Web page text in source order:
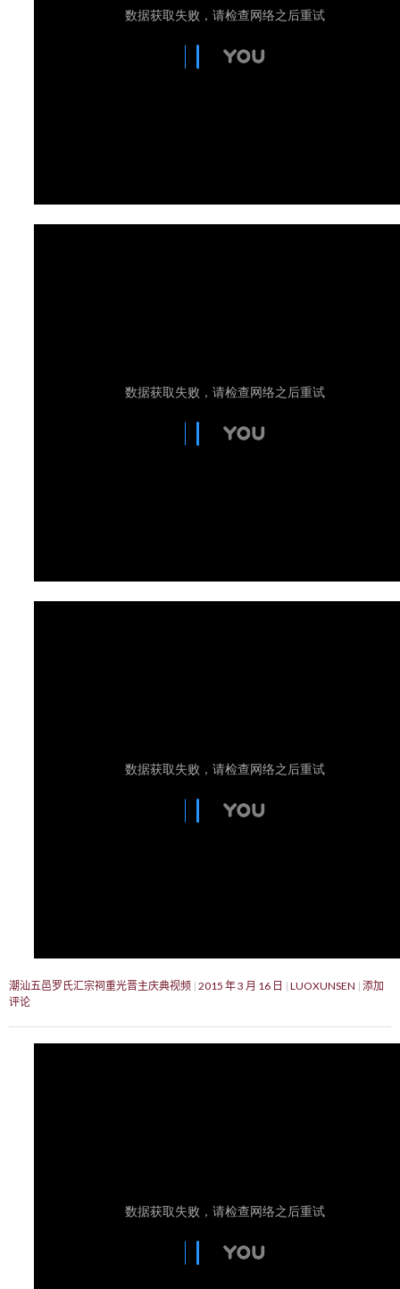
潮汕五邑罗氏汇宗祠重光晋主庆典视频 2015 年 3 月 16 日 LUOXUNSEN 添加
评论